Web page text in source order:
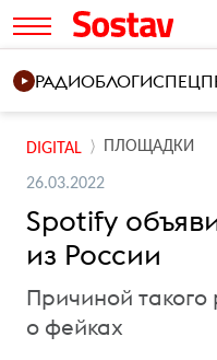
РАДИОБЛОГИ
DIGITAL ПЛОЩАДКИ
26.03.2022
Spotify
из России
Причиной такого
о фейках